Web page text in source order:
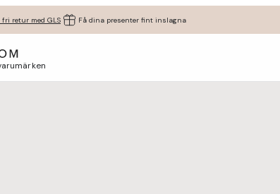
retur med GLS Få dina presenter fint inslagna